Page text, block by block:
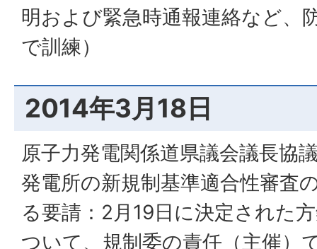
明および緊急時通報連絡など、
で訓練）
2014年3月18日
原子力発電関係道県議会議長協
発電所の新規制基準適合性審査
る要請：2月19日に決定された
ついて、規制委の責任（主催）